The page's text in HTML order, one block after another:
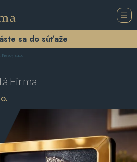
sa do súťaže
s.r.o.
Firma